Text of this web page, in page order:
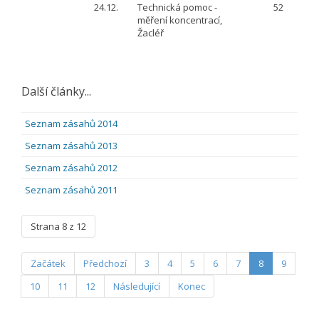
24.12.
Technická pomoc -
měření koncentrací,
Žacléř
52
Další články...
Seznam zásahů 2014
Seznam zásahů 2013
Seznam zásahů 2012
Seznam zásahů 2011
Strana 8 z 12
Začátek Předchozí 3 4 5 6 7 8
9
10
11 12 Následující Konec